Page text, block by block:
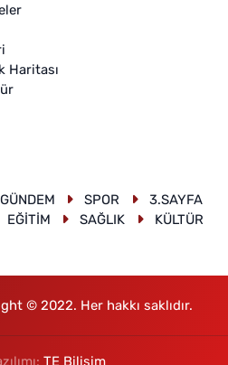
Haritası
GÜNDEM SPOR
3.SAYFA
EĞİTİM SAĞLIK KÜLTÜR
© 2022. Her hakkı saklıdır.
TE Bilişim